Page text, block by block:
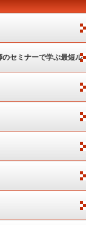
セミナーで学ぶ最短ル